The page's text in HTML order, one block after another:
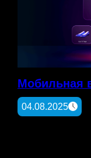
Мобильная
04.08.2025